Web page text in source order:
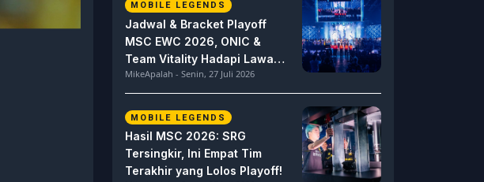
MOBILE LEGENDS
Jadwal & Bracket Playoff
MSC EWC 2026, ONIC &
Team Vitality Hadapi Lawan
Berat
MikeApalah - Senin, 27 Juli 2026
MOBILE LEGENDS
Hasil MSC 2026: SRG
Tersingkir, Ini Empat Tim
Terakhir yang Lolos Playoff!